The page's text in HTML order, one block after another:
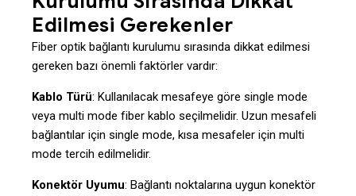
Edilmesi Gerekenler
Fiber optik bağlantı kurulumu sırasında dikkat edilmesi
gereken bazı önemli faktörler vardır:
Kablo Türü: Kullanılacak mesafeye göre single mode
veya multi mode fiber kablo seçilmelidir. Uzun mesafeli
bağlantılar için single mode, kısa mesafeler için multi
mode tercih edilmelidir.
Konektör Uyumu: Bağlantı noktalarına uygun konektör